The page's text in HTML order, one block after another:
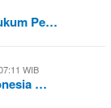
Pe…
WIB
…